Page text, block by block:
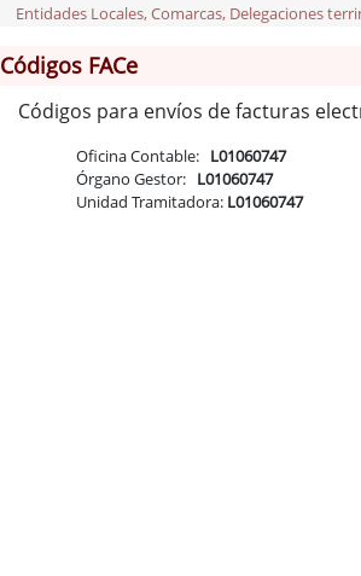
Entidades Locales, Comarcas, Delegaciones
Códigos FACe
Códigos para envíos de facturas
Oficina Contable: L01060747
Órgano Gestor: L01060747
Unidad Tramitadora: L01060747